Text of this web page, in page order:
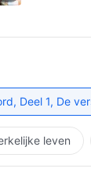
Deel 1, De
leven